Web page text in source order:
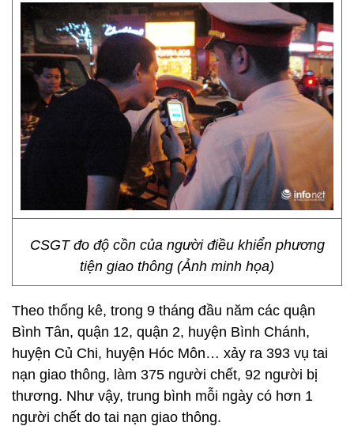
CSGT đo độ cồn của người điều khiển phương
tiện giao thông (Ảnh minh họa)
Theo thống kê, trong 9 tháng đầu năm các quận
Bình Tân, quận 12, quận 2, huyện Bình Chánh,
huyện Củ Chi, huyện Hóc Môn… xảy ra 393 vụ tai
nạn giao thông, làm 375 người chết, 92 người bị
thương. Như vậy, trung bình mỗi ngày có hơn 1
người chết do tai nạn giao thông.